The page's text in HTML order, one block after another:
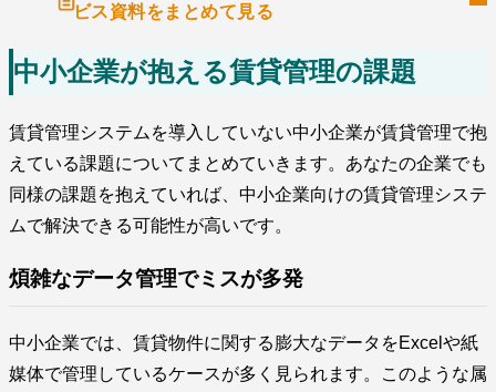
ビス資料をまとめて見る
中小企業が抱える賃貸管理の課題
賃貸管理システムを導入していない中小企業が賃貸管理で抱
えている課題についてまとめていきます。あなたの企業でも
同様の課題を抱えていれば、中小企業向けの賃貸管理システ
ムで解決できる可能性が高いです。
煩雑なデータ管理でミスが多発
中小企業では、賃貸物件に関する膨大なデータをExcelや紙
媒体で管理しているケースが多く見られます。このような属